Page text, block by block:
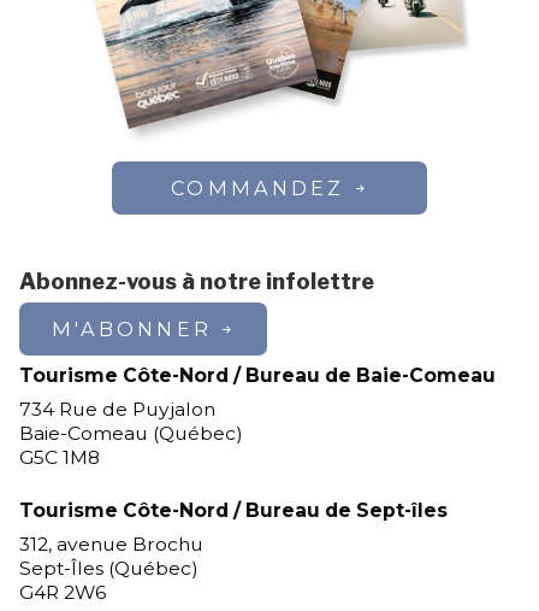
COMMANDEZ
Abonnez-vous à notre infolettre
M'ABONNER
Tourisme Côte-Nord / Bureau de Baie-Comeau
734 Rue de Puyjalon
Baie-Comeau (Québec)
G5C 1M8
Tourisme Côte-Nord / Bureau de Sept-îles
312, avenue Brochu
Sept-Îles (Québec)
G4R 2W6